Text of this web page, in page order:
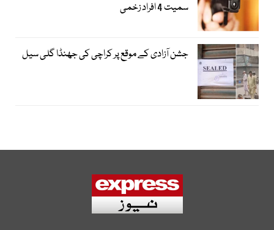
سمیت 4 افراد زخمی
جشن آزادی کے موقع پر کراچی کی جھنڈا گلی سیل